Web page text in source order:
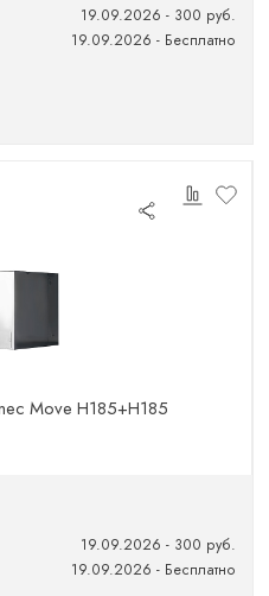
19.09.2026 - 300 руб.
19.09.2026 - Бесплатно
Move H185+H185
19.09.2026 - 300 руб.
19.09.2026 - Бесплатно